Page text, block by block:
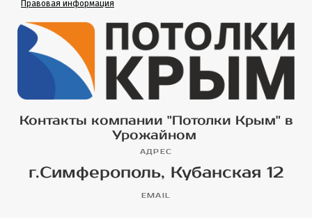
Правовая информация
Контакты компании "Потолки Крым" в
Урожайном
АДРЕС
г.Симферополь, Кубанская 12
EMAIL